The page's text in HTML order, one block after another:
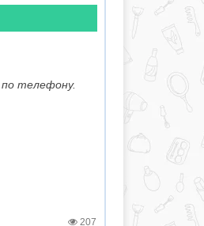
телефону.
207